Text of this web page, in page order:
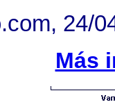
, 24/
Más